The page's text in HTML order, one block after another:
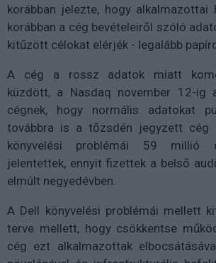
korábban jelezte, hogy alkalmazottai
korábban a cég bevételeiről szóló
kitűzött célokat elérjék - legalább
A cég a rossz adatok miatt
küzdött, a Nasdaq november 12-ig
cégnek, hogy normális adatokat
továbbra is a tőzsdén jegyzett cég
könyvelési problémái 59 millió
jelentettek, ennyit fizettek a belső
elmúlt negyedévben.
A Dell könyvelési problémái mellett
terve mellett, hogy csökkentse
cég ezt alkalmazottak